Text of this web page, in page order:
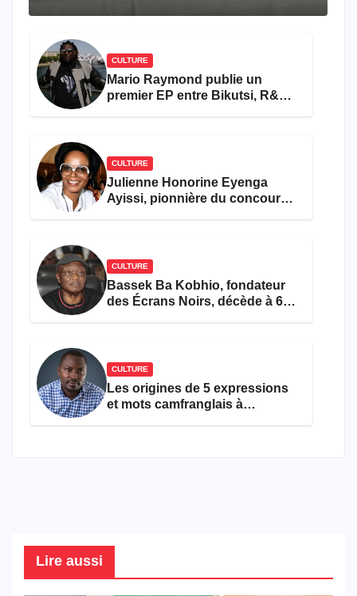
CULTURE
Mario Raymond publie un
premier EP entre Bikutsi, R&B
CULTURE
Julienne Honorine Eyenga
Ayissi, pionnière du concours
CULTURE
Bassek Ba Kobhio, fondateur
des Écrans Noirs, décède à 69
CULTURE
Les origines de 5 expressions
et mots camfranglais à
Lire aussi